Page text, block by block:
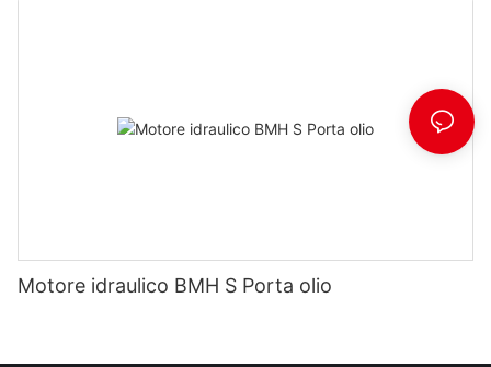
Motore idraulico BMH S Porta olio